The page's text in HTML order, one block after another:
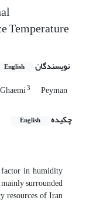
Temperature
نویسندگان English
3 Peyman
چکیده English
in humidity
surrounded
resources of Iran